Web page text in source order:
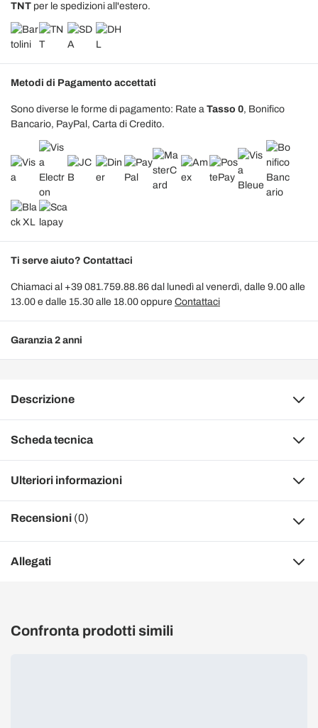
TNT per le spedizioni all'estero.
Metodi di Pagamento accettati
Sono diverse le forme di pagamento: Rate a Tasso 0, Bonifico
Bancario, PayPal, Carta di Credito.
Ti serve aiuto? Contattaci
Chiamaci al +39 081.759.88.86 dal lunedì al venerdì, dalle 9.00 alle
13.00 e dalle 15.30 alle 18.00 oppure Contattaci
Garanzia 2 anni
Descrizione
Scheda tecnica
Ulteriori informazioni
Recensioni (0)
Allegati
Confronta prodotti simili